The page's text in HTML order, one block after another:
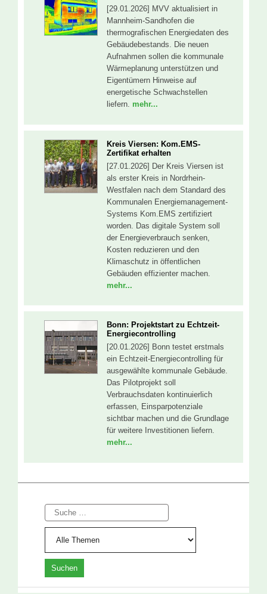
[29.01.2026] MVV aktualisiert in
Mannheim-Sandhofen die
thermografischen Energiedaten des
Gebäudebestands. Die neuen
Aufnahmen sollen die kommunale
Wärmeplanung unterstützen und
Eigentümern Hinweise auf
energetische Schwachstellen
liefern. mehr...
Kreis Viersen: Kom.EMS-
Zertifikat erhalten
[27.01.2026] Der Kreis Viersen ist
als erster Kreis in Nordrhein-
Westfalen nach dem Standard des
Kommunalen Energiemanagement-
Systems Kom.EMS zertifiziert
worden. Das digitale System soll
der Energieverbrauch senken,
Kosten reduzieren und den
Klimaschutz in öffentlichen
Gebäuden effizienter machen.
mehr...
Bonn: Projektstart zu Echtzeit-
Energiecontrolling
[20.01.2026] Bonn testet erstmals
ein Echtzeit-Energiecontrolling für
ausgewählte kommunale Gebäude.
Das Pilotprojekt soll
Verbrauchsdaten kontinuierlich
erfassen, Einsparpotenziale
sichtbar machen und die Grundlage
für weitere Investitionen liefern.
mehr...
Suche